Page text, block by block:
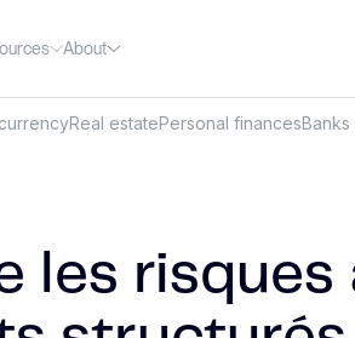
About
Real estatePersonal finances
les risques